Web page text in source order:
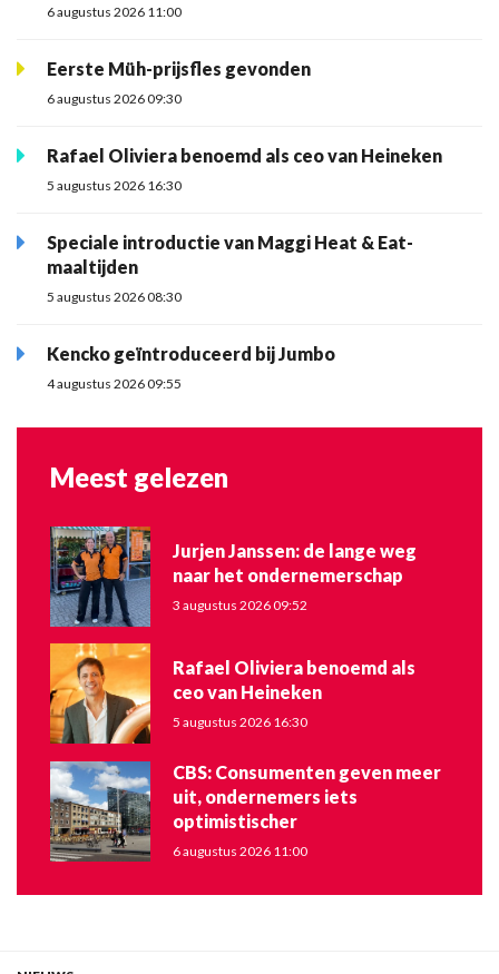
6 augustus 2026 11:00
Eerste Müh-prijsfles gevonden
6 augustus 2026 09:30
Rafael Oliviera benoemd als ceo van Heineken
5 augustus 2026 16:30
Speciale introductie van Maggi Heat & Eat-
maaltijden
5 augustus 2026 08:30
Kencko geïntroduceerd bij Jumbo
4 augustus 2026 09:55
Meest gelezen
Jurjen Janssen: de lange weg
naar het ondernemerschap
3 augustus 2026 09:52
Rafael Oliviera benoemd als
ceo van Heineken
5 augustus 2026 16:30
CBS: Consumenten geven meer
uit, ondernemers iets
optimistischer
6 augustus 2026 11:00